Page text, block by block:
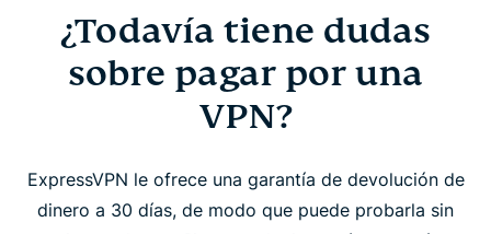
¿Todavía tiene dudas
sobre pagar por una
VPN?
ExpressVPN le ofrece una garantía de devolución de
dinero a 30 días, de modo que puede probarla sin